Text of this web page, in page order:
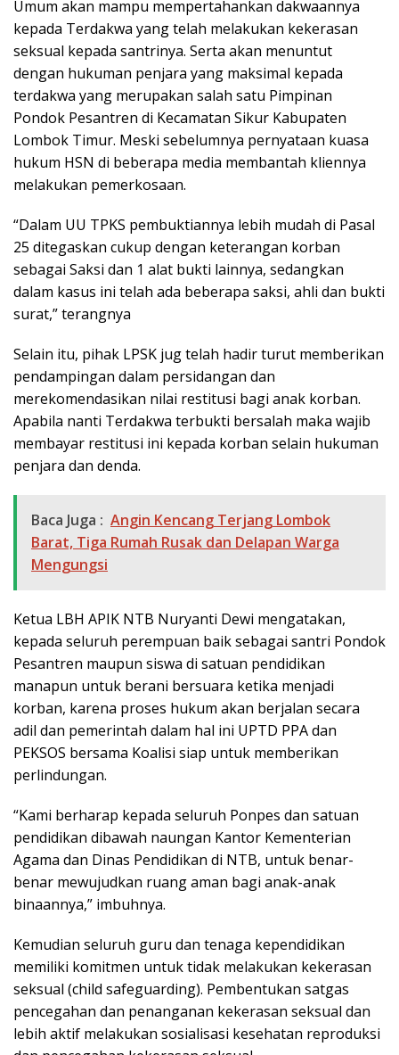
Umum akan mampu mempertahankan dakwaannya
kepada Terdakwa yang telah melakukan kekerasan
seksual kepada santrinya. Serta akan menuntut
dengan hukuman penjara yang maksimal kepada
terdakwa yang merupakan salah satu Pimpinan
Pondok Pesantren di Kecamatan Sikur Kabupaten
Lombok Timur. Meski sebelumnya pernyataan kuasa
hukum HSN di beberapa media membantah kliennya
melakukan pemerkosaan.
“Dalam UU TPKS pembuktiannya lebih mudah di Pasal
25 ditegaskan cukup dengan keterangan korban
sebagai Saksi dan 1 alat bukti lainnya, sedangkan
dalam kasus ini telah ada beberapa saksi, ahli dan bukti
surat,” terangnya
Selain itu, pihak LPSK jug telah hadir turut memberikan
pendampingan dalam persidangan dan
merekomendasikan nilai restitusi bagi anak korban.
Apabila nanti Terdakwa terbukti bersalah maka wajib
membayar restitusi ini kepada korban selain hukuman
penjara dan denda.
Baca Juga : Angin Kencang Terjang Lombok
Barat, Tiga Rumah Rusak dan Delapan Warga
Mengungsi
Ketua LBH APIK NTB Nuryanti Dewi mengatakan,
kepada seluruh perempuan baik sebagai santri Pondok
Pesantren maupun siswa di satuan pendidikan
manapun untuk berani bersuara ketika menjadi
korban, karena proses hukum akan berjalan secara
adil dan pemerintah dalam hal ini UPTD PPA dan
PEKSOS bersama Koalisi siap untuk memberikan
perlindungan.
“Kami berharap kepada seluruh Ponpes dan satuan
pendidikan dibawah naungan Kantor Kementerian
Agama dan Dinas Pendidikan di NTB, untuk benar-
benar mewujudkan ruang aman bagi anak-anak
binaannya,” imbuhnya.
Kemudian seluruh guru dan tenaga kependidikan
memiliki komitmen untuk tidak melakukan kekerasan
seksual (child safeguarding). Pembentukan satgas
pencegahan dan penanganan kekerasan seksual dan
lebih aktif melakukan sosialisasi kesehatan reproduksi